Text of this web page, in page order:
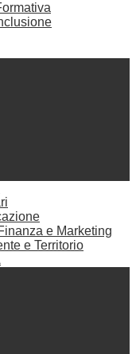
e Marketing
e Territorio